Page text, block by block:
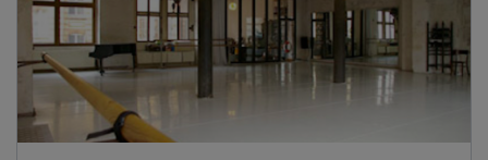
Fulda
Göppingen
Halle